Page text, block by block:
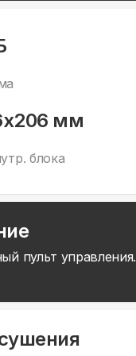
мм
блока
пульт управления.